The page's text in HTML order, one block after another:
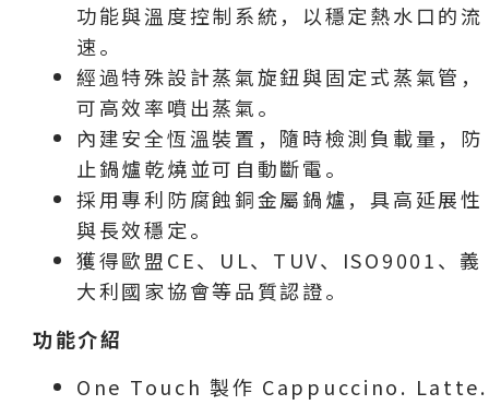
功能與溫度控制系統，以穩定熱水口的流
速。
經過特殊設計蒸氣旋鈕與固定式蒸氣管，
可高效率噴出蒸氣。
內建安全恆溫裝置，隨時檢測負載量，防
止鍋爐乾燒並可自動斷電。
採用專利防腐蝕銅金屬鍋爐，具高延展性
與長效穩定。
獲得歐盟CE、UL、TUV、ISO9001、義
大利國家協會等品質認證。
功能介紹
One Touch 製作 Cappuccino. Latte.